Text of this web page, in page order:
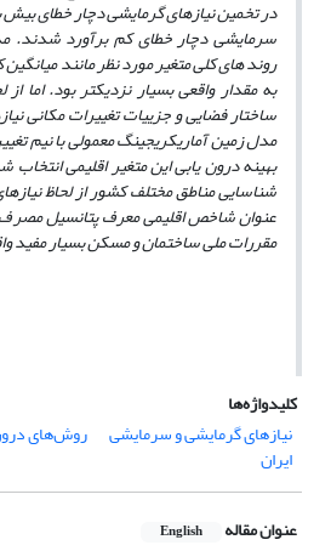
در تخمین نیازهای گرمایشی دچار خطای بیش
سرمایشی دچار خطای کم برآورد شدند.
روند های کلی متغیر مورد نظر مانند
به مقدار واقعی بسیار نزدیکتر بود. اما
ساختار فضایی و جزییات تغییرات مکانی
مدل زمین آماریکریجینگ معمولی با نیم
بهینه درون یابی این متغیر اقلیمی
شناسایی مناطق مختلف کشور از لحاظ
مقررات ملی ساختمان و مسکن بسیار مفید
کلیدواژه‌ها
نیازهای گرمایشی و سرمایشی
روش‌های
ایران
عنوان مقاله English